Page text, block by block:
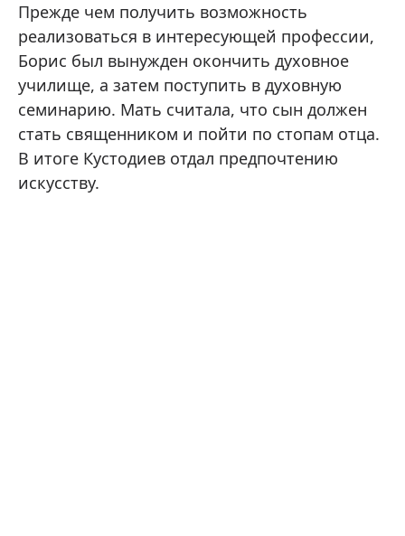
Прежде чем получить возможность
реализоваться в интересующей профессии,
Борис был вынужден окончить духовное
училище, а затем поступить в духовную
семинарию. Мать считала, что сын должен
стать священником и пойти по стопам отца.
В итоге Кустодиев отдал предпочтению
искусству.